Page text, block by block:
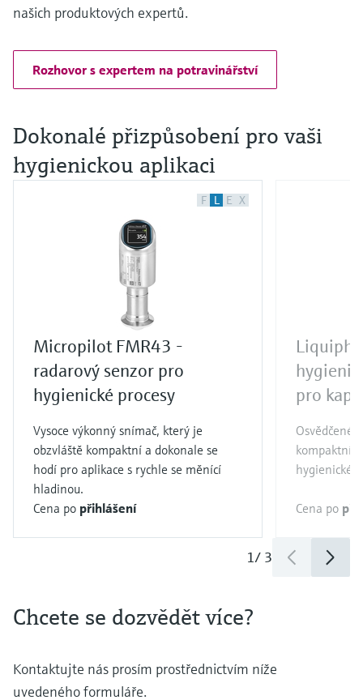
našich produktových expertů.
Rozhovor s expertem na potravinářství
Dokonalé přizpůsobení pro vaši
hygienickou aplikaci
F L E X
Micropilot FMR43 -
radarový senzor pro
hygienické procesy
Vysoce výkonný snímač, který je
obzvláště kompaktní a dokonale se
hodí pro aplikace s rychle se měnící
hladinou.
Cena po přihlášení
pro
Osvědčené
kompaktní
hygienické
Cena po
1/ 3
Chcete se dozvědět více?
Kontaktujte nás prosím prostřednictvím níže
uvedeného formuláře.